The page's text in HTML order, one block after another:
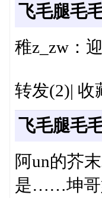
飞毛腿毛
稚z_zw：
转发(2)| 收
飞毛腿毛
阿un的芥
是……坤哥